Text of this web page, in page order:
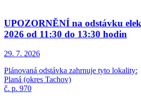
UPOZORNĚNÍ na odstávku
2026 od 11:30 do 13:30 hodin
29. 7. 2026
Plánovaná odstávka zahrnuje tyto lokality:
Planá (okres Tachov)
č. p. 970